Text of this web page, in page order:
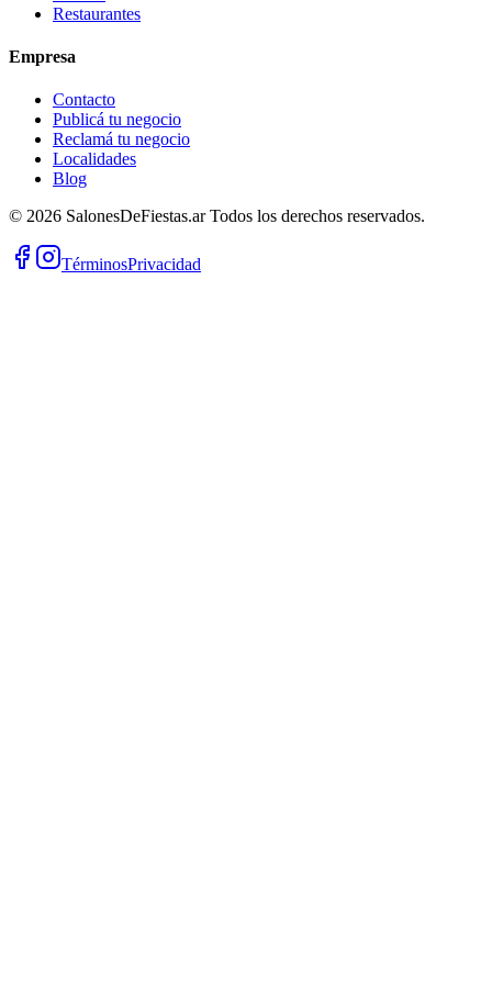
Restaurantes
Empresa
Contacto
Publicá tu negocio
Reclamá tu negocio
Localidades
Blog
© 2026 SalonesDeFiestas.arTodos los derechos reservados.
TérminosPrivacidad